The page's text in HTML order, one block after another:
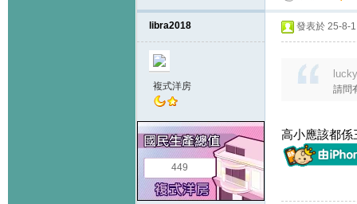
libra2018
複式洋房
449
發表於 25-8-
請問
高小應該都